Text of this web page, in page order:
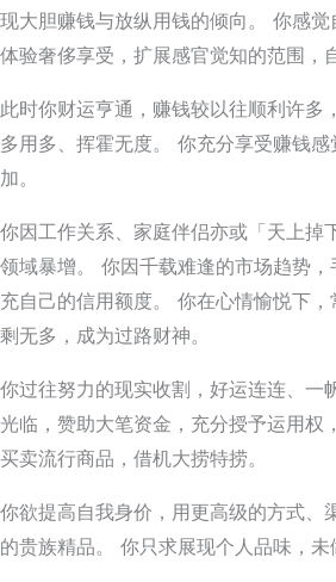
现大胆赚钱与放纵用钱的倾向。 你感
体验奢侈享受，扩展感官觉知的范围，
此时你财运亨通，赚钱较以往顺利许
多用多、挥霍无度。 你充分享受赚钱
加。
你因工作关系、家庭伴侣亦或「天上掉
领域暴增。 你因千载难逢的市场趋势
充自己的信用额度。 你在心情愉悦下
剩无多，成为过路财神。
你过往努力的现实收割，好运连连、一
光临，赞助大笔资金，充分授予运用权
买卖流行商品，借机大捞特捞。
你欲提高自我身价，用更高级的方式、
的贵族精品。 你只求展现个人品味，